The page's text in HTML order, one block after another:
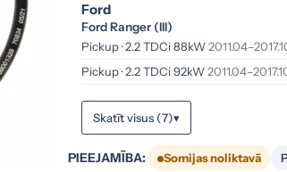
Ford
Ford Ranger (III)
Pickup · 2.2 TDCi 88kW
Pickup · 2.2 TDCi 92kW
Skatīt visus (7)▾
PIEEJAMĪBA: Somijas noliktavā